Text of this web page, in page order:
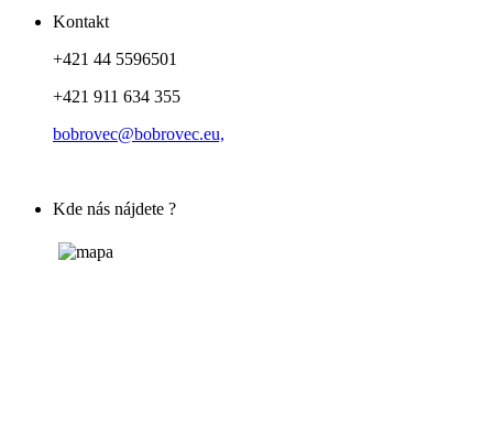
Kontakt
+421 44 5596501
+421 911 634 355
bobrovec@bobrovec.eu,
Kde nás nájdete ?